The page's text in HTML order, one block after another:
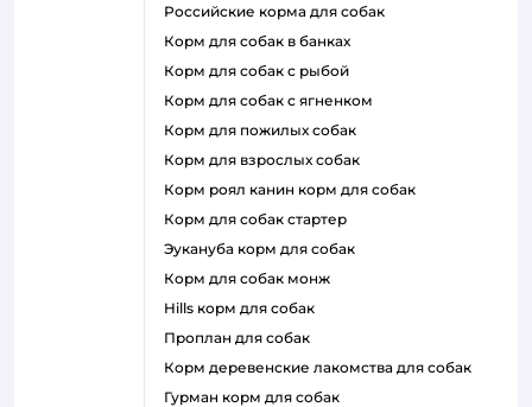
российские корма для собак
корм для собак в банках
корм для собак с рыбой
корм для собак с ягненком
корм для пожилых собак
корм для взрослых собак
корм роял канин корм для собак
корм для собак стартер
эукануба корм для собак
корм для собак монж
hills корм для собак
проплан для собак
корм деревенские лакомства для собак
гурман корм для собак